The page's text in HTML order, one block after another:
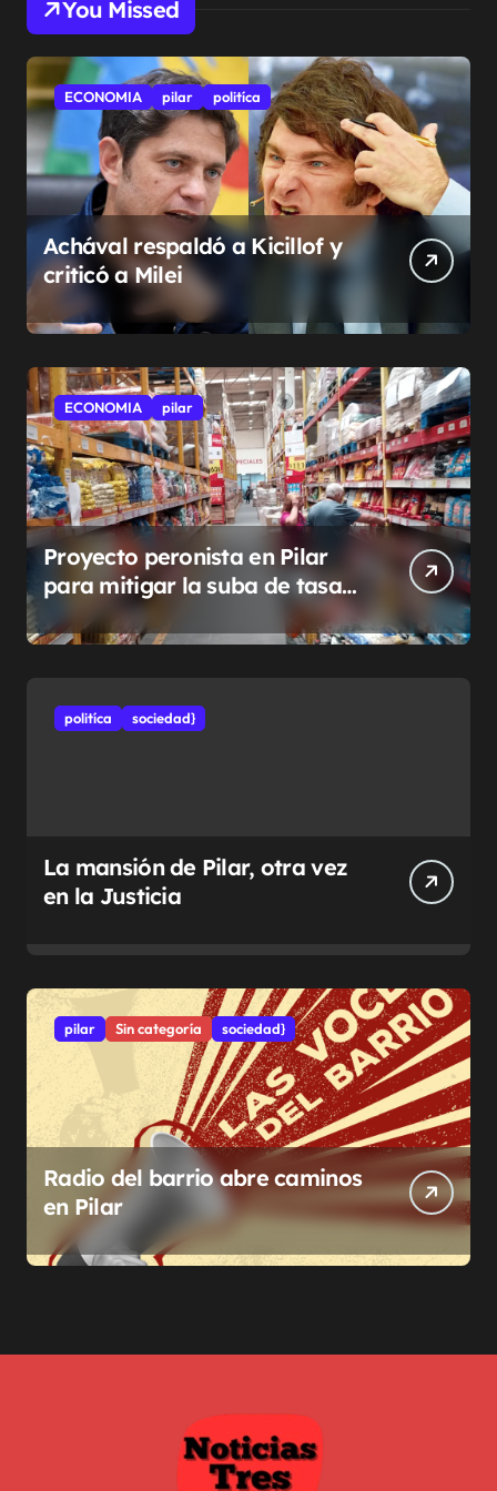
You Missed
ECONOMIA pilar politíca
Achával respaldó a Kicillof y
criticó a Milei
ECONOMIA pilar
Proyecto peronista en Pilar
para mitigar la suba de tasas
municipales
politíca sociedad}
La mansión de Pilar, otra vez
en la Justicia
pilar Sin categoría sociedad}
Radio del barrio abre caminos
en Pilar